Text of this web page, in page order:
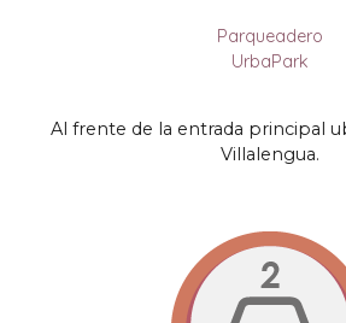
Parqueadero
UrbaPark
Al frente de la entrada principal
Villalengua.